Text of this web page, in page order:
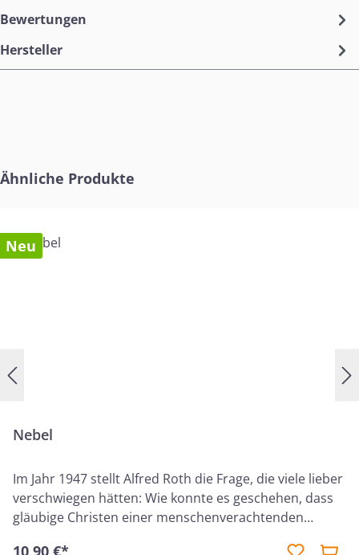
Bewertungen
Hersteller
Produktgalerie überspringen
Ähnliche Produkte
Neu
Nebel
Im Jahr 1947 stellt Alfred Roth die Frage, die viele lieber
verschwiegen hätten: Wie konnte es geschehen, dass
gläubige Christen einer menschenverachtenden